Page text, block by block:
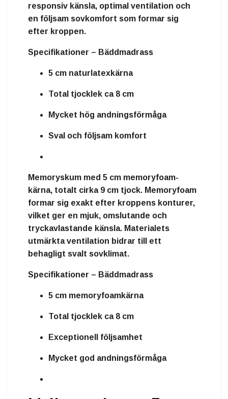
responsiv känsla, optimal ventilation och
en följsam sovkomfort som formar sig
efter kroppen.
Specifikationer – Bäddmadrass
5 cm naturlatexkärna
Total tjocklek ca 8 cm
Mycket hög andningsförmåga
Sval och följsam komfort
Memoryskum med 5 cm memoryfoam-
kärna, totalt cirka 9 cm tjock. Memoryfoam
formar sig exakt efter kroppens konturer,
vilket ger en mjuk, omslutande och
tryckavlastande känsla. Materialets
utmärkta ventilation bidrar till ett
behagligt svalt sovklimat.
Specifikationer – Bäddmadrass
5 cm memoryfoamkärna
Total tjocklek ca 8 cm
Exceptionell följsamhet
Mycket god andningsförmåga